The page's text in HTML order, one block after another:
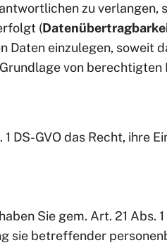
zu verlangen,
(
Daten einzulegen, soweit
von
DS-GVO das Recht, ihre
Sie gem. Art. 21 Abs. 1
sie betreffender